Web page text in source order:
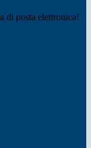
di posta elettronica!